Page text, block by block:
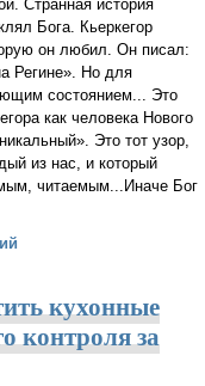
Странная история
Бога. Кьеркегор
он любил. Он писал:
Регине». Но для
состоянием... Это
как человека Нового
Это тот узор,
из нас, и который
читаемым...Иначе Бог
«мерцающей
кухонные
контроля за